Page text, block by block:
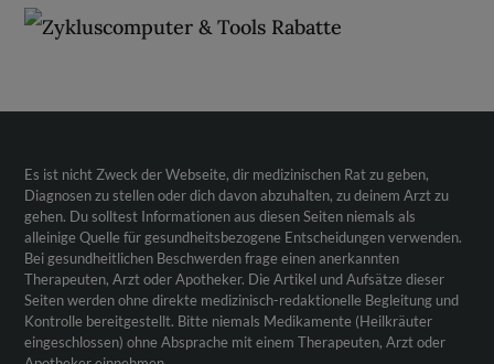
Es ist nicht Zweck der Webseite, dir medizinischen Rat zu geben,
Diagnosen zu stellen oder dich davon abzuhalten, zu deinem Arzt zu
gehen. Du solltest Informationen aus diesen Seiten niemals als
alleinige Quelle für gesundheitsbezogene Entscheidungen verwenden.
Bei gesundheitlichen Beschwerden frage einen anerkannten
Therapeuten, Arzt oder Apotheker. Die Artikel und Aufsätze dieser
Seiten werden ohne direkte medizinisch-redaktionelle Begleitung und
Kontrolle bereitgestellt. Bitte niemals Medikamente (Heilkräuter
eingeschlossen) ohne Absprache mit einem Therapeuten, Arzt oder